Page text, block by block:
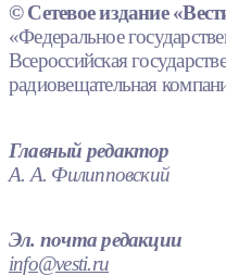
© Сетевое издание
«Федеральное
Всероссийская
радиовещательная
Главный редактор
А. А. Филипповский
Эл. почта редакции
info@vesti.ru